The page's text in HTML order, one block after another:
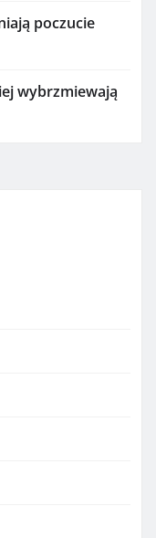
poczucie
wybrzmiewają